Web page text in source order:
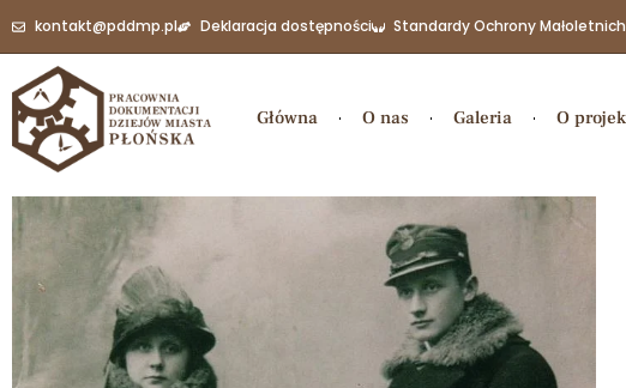
kontakt@pddmp.pl Deklaracja dostępności Standardy Ochrony Małoletnich
Główna O nas Galeria O